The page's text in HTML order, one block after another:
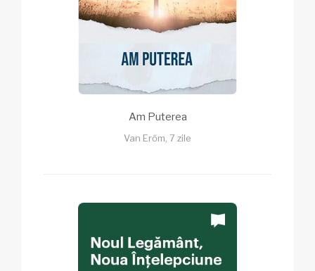
Am Puterea
Van Erőm, 7 zile